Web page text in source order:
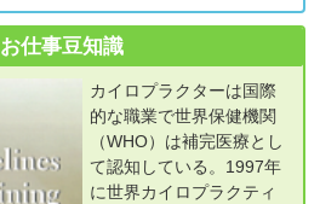
お仕事豆知識
カイロプラクターは国際
的な職業で世界保健機関
（WHO）は補完医療とし
て認知している。1997年
に世界カイロプラクティ